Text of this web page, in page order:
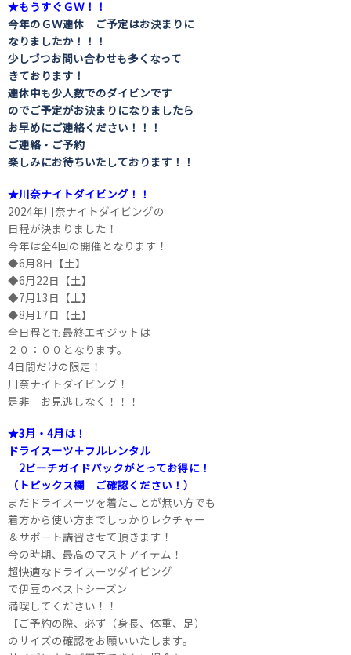
★もうすぐＧＷ！！
今年のＧＷ連休 ご予定はお決まりに
なりましたか！！！
少しづつお問い合わせも多くなって
きております！
連休中も少人数でのダイビンです
のでご予定がお決まりになりましたら
お早めにご連絡ください！！！
ご連絡・ご予約
楽しみにお待ちいたしております！！
★川奈ナイトダイビング！！
2024年川奈ナイトダイビングの
日程が決まりました！
今年は全4回の開催となります！
◆6月8日【土】
◆6月22日【土】
◆7月13日【土】
◆8月17日【土】
全日程とも最終エキジットは
２０：００となります。
4日間だけの限定！
川奈ナイトダイビング！
是非 お見逃しなく！！！
★3月・4月は！
ドライスーツ＋フルレンタル
2ビーチガイドパックがとってお得に！
（トピックス欄 ご確認ください！）
まだドライスーツを着たことが無い方でも
着方から使い方までしっかりレクチャー
＆サポート講習させて頂きます！
今の時期、最高のマストアイテム！
超快適なドライスーツダイビング
で伊豆のベストシーズン
満喫してください！！
【ご予約の際、必ず（身長、体重、足）
のサイズの確認をお願いいたします。